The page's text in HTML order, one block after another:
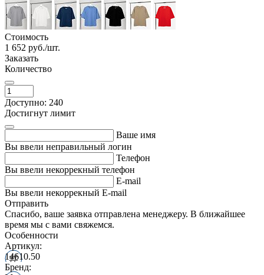
Стоимость
1 652 руб./шт.
Заказать
Количество
Доступно: 240
Достигнут лимит
Ваше имя
Вы ввели неправильный логин
Телефон
Вы ввели некоррекный телефон
E-mail
Вы ввели некоррекный E-mail
Отправить
Спасибо, ваше заявка отправлена менеджеру. В ближайшее
время мы с вами свяжемся.
Особенности
Артикул:
14610.50
Бренд: